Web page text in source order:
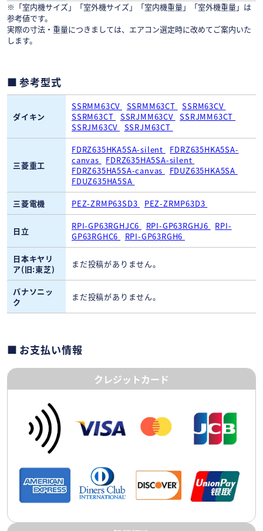
※「室内機サイズ」「室外機サイズ」「室内機重量」「室外機重量」は
参考値です。
実際の寸法・重量につきましては、エアコン選定時に改めてご案内いた
します。
参考型式
ダイキン
SSRMM63CV SSRMM63CT
SSRM63CV
SSRM63CT
SSRJMM63CV SSRJMM63CT
SSRJM63CV
SSRJM63CT
三菱重工
FDRZ635HKA5SA-silent
FDRZ635HKA5SA-
canvas
FDRZ635HA5SA-silent
FDRZ635HA5SA-canvas
FDUZ635HKA5SA
FDUZ635HA5SA
三菱電機
PEZ-ZRMP63SD3 PEZ-ZRMP63D3
日立 RPI-GP63RGHJC6 RPI-GP63RGHJ6
RPI-
GP63RGHC6
RPI-GP63RGH6
日本キヤリ
ア(旧:東芝)
まだ投稿がありません。
パナソニッ
ク
まだ投稿がありません。
お支払い情報
クレジットカード